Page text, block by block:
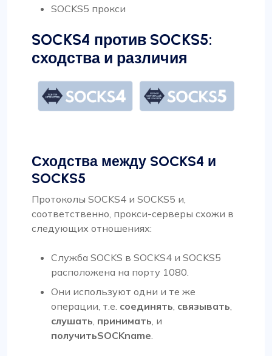
SOCKS5 прокси
SOCKS4 против SOCKS5:
сходства и различия
Сходства между SOCKS4 и
SOCKS5
Протоколы SOCKS4 и SOCKS5 и,
соответственно, прокси-серверы схожи в
следующих отношениях:
Служба SOCKS в SOCKS4 и SOCKS5
расположена на порту 1080.
Они используют одни и те же
операции, т.е. соединять связывать
слушать принимать , и
получитьSOCKname